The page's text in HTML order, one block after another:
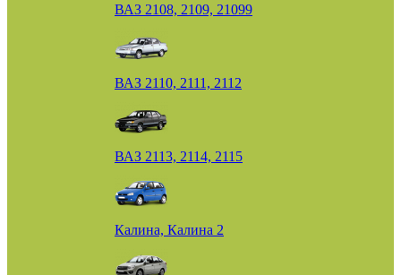
ВАЗ 2108, 2109, 21099
ВАЗ 2110, 2111, 2112
ВАЗ 2113, 2114, 2115
Калина, Калина 2